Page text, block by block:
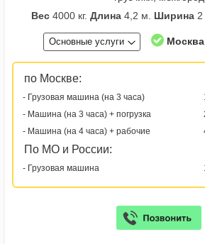
Вес 4000 кг. Длина 4,2 м. Ширина 2
Основные услуги
по Москве:
- Грузовая машина (на 3 часа)
- Машина (на 3 часа) + погрузка
- Машина (на 4 часа) + рабочие
По МО и России:
- Грузовая машина